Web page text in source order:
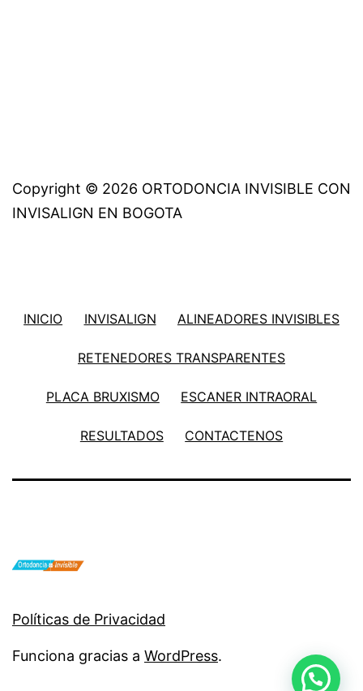
Copyright © 2026 ORTODONCIA INVISIBLE CON
INVISALIGN EN BOGOTA
INICIO INVISALIGN ALINEADORES INVISIBLES
RETENEDORES TRANSPARENTES
PLACA BRUXISMO ESCANER INTRAORAL
RESULTADOS CONTACTENOS
Políticas de Privacidad
Funciona gracias a WordPress.